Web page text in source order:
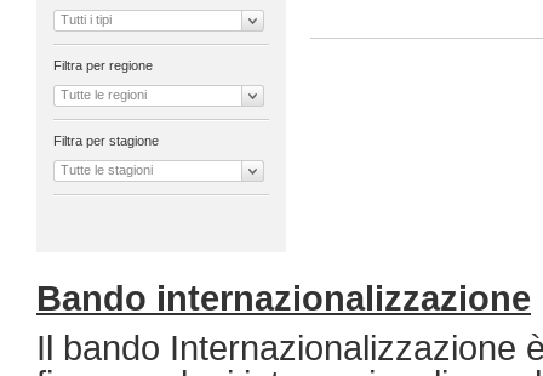
Tutti i tipi
Filtra per regione
Tutte le regioni
Filtra per stagione
Tutte le stagioni
Bando internazionalizzazione
Il bando Internazionalizzazione